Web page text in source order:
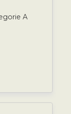
A